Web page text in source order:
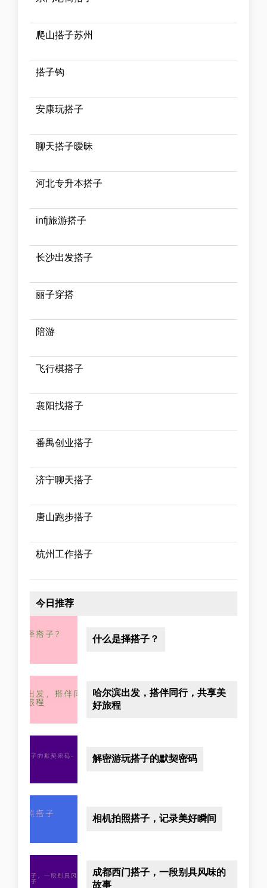
爬山搭子苏州
搭子钩
安康玩搭子
聊天搭子暧昧
河北专升本搭子
infj旅游搭子
长沙出发搭子
丽子穿搭
陪游
飞行棋搭子
襄阳找搭子
番禺创业搭子
济宁聊天搭子
唐山跑步搭子
杭州工作搭子
今日推荐
什么是择搭子？
哈尔滨出发，搭伴同行，共享美
好旅程
解密游玩搭子的默契密码
相机拍照搭子，记录美好瞬间
成都西门搭子，一段别具风味的
故事